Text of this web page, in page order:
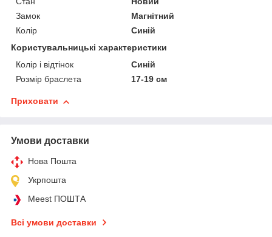
Замок
Магнітний
Колір
Синій
Користувальницькі характеристики
Колір і відтінок
Синій
Розмір браслета
17-19 см
Приховати
Умови доставки
Нова Пошта
Укрпошта
Meest ПОШТА
Всі умови доставки